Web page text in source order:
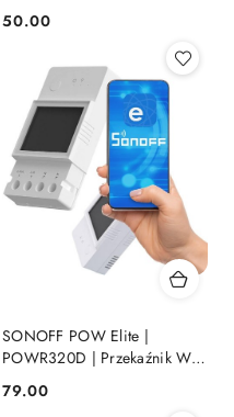
Cena:
50.00
SONOFF POW Elite |
POWR320D | Przekaźnik Wifi
z funkcją pomiaru zużycia
prądu i mocy
Cena:
79.00